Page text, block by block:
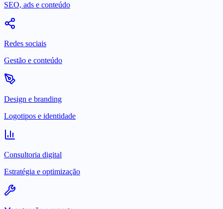
SEO, ads e conteúdo
Redes sociais
Gestão e conteúdo
Design e branding
Logotipos e identidade
Consultoria digital
Estratégia e optimização